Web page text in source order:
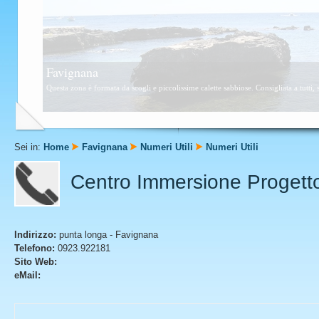
Favignana
Questa zona è formata da scogli e piccolissime calette sabbiose. Consigliata a
Sei in: Home Favignana Numeri Utili Numeri Utili
Centro Immersione
Indirizzo: punta longa - Favignana
Telefono: 0923.922181
Sito Web:
eMail: